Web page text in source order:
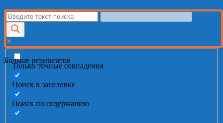
Больше результатов
Только точные совпадения
Поиск в заголовке
Поиск по содержанию